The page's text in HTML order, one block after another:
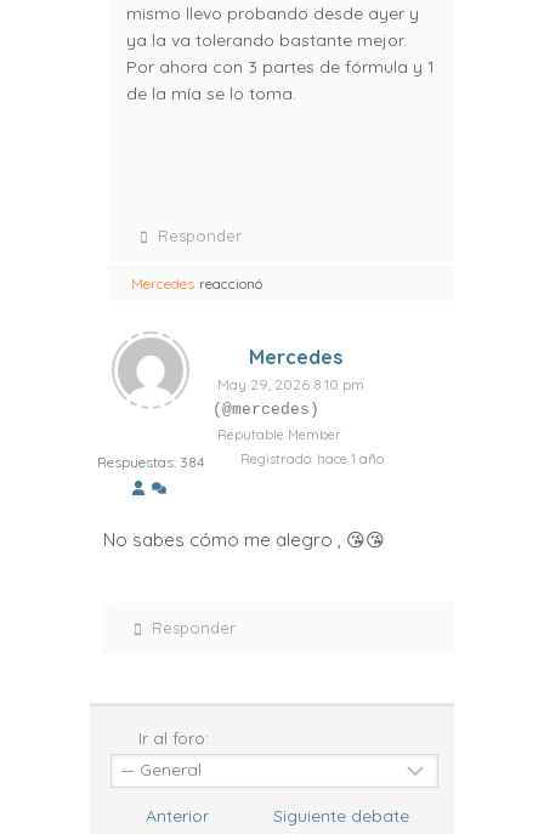
mismo llevo probando desde ayer y
ya la va tolerando bastante mejor.
Por ahora con 3 partes de fórmula y 1
de la mía se lo toma.
Responder
Mercedes reaccionó
Respuestas: 384
Mercedes
May 29, 2026 8:10 pm
(@mercedes)
Reputable Member
Registrado: hace 1 año
No sabes cómo me alegro , 😘😘
Responder
Ir al foro:
Anterior
Siguiente debate